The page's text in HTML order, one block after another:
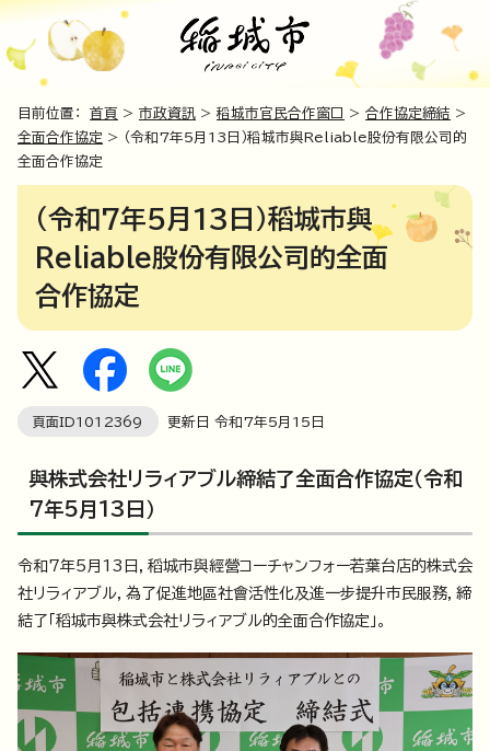
目前位置： 首頁 > 市政資訊 > 稻城市官民合作窗口 > 合作協定締結 >
全面合作協定 > （令和7年5月13日）稻城市與Reliable股份有限公司的
全面合作協定
（令和7年5月13日）稻城市與
Reliable股份有限公司的全面
合作協定
頁面ID1012369 更新日 令和7年5月 15 日
與株式会社リラィアブル締結了全面合作協定（令和
7年5月13日）
令和7年5月13日，稻城市與經營コーチャンフォー若葉台店的株式会
社リラィアブル，為了促進地區社會活性化及進一步提升市民服務，締
結了「稻城市與株式会社リラィアブル的全面合作協定」。